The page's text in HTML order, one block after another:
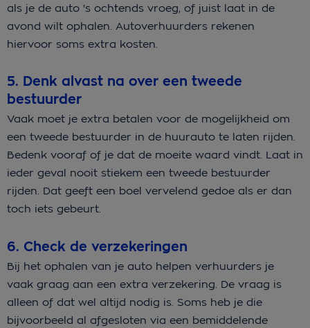
als je de auto 's ochtends vroeg, of juist laat in de
avond wilt ophalen. Autoverhuurders rekenen
hiervoor soms extra kosten.
5. Denk alvast na over een tweede
bestuurder
Vaak moet je extra betalen voor de mogelijkheid om
een tweede bestuurder in de huurauto te laten rijden.
Bedenk vooraf of je dat de moeite waard vindt. Laat in
ieder geval nooit stiekem een tweede bestuurder
rijden. Dat geeft een boel vervelend gedoe als er dan
toch iets gebeurt.
6. Check de verzekeringen
Bij het ophalen van je auto helpen verhuurders je
vaak graag aan een extra verzekering. De vraag is
alleen of dat wel altijd nodig is. Soms heb je die
bijvoorbeeld al afgesloten via een bemiddelende